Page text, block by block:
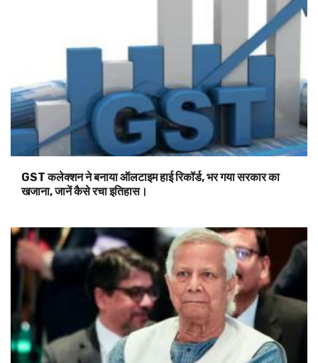
GST कलेक्शन ने बनाया ऑलटाइम हाई रिकॉर्ड, भर गया सरकार का
खजाना, जानें कैसे रचा इतिहास।